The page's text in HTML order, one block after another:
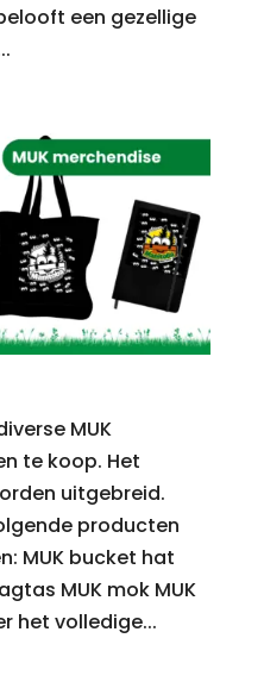
een gezellige
MUK
te koop. Het
uitgebreid.
producten
MUK bucket hat
MUK mok MUK
het volledige...